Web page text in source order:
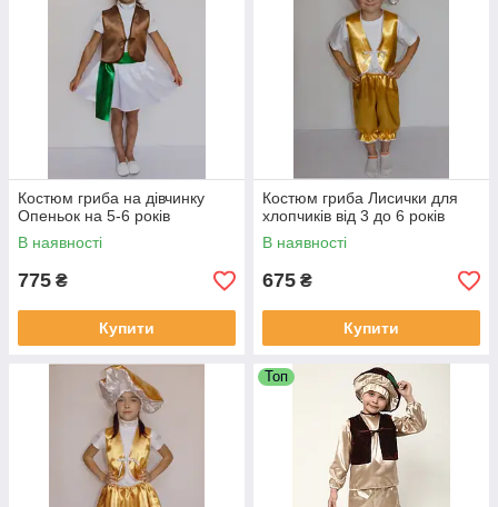
Костюм гриба на дівчинку
Опеньок на 5-6 років
В наявності
775 ₴
Купити
Костюм гриба Лисички для
хлопчиків від 3 до 6 років
В наявності
675 ₴
Купити
Топ